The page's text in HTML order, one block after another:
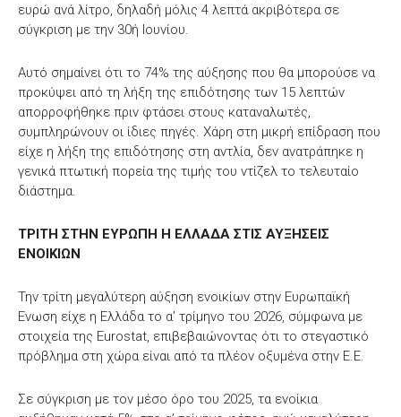
ευρώ ανά λίτρο, δηλαδή μόλις 4 λεπτά ακριβότερα σε
σύγκριση με την 30ή Ιουνίου.
Αυτό σημαίνει ότι το 74% της αύξησης που θα μπορούσε να
προκύψει από τη λήξη της επιδότησης των 15 λεπτών
απορροφήθηκε πριν φτάσει στους καταναλωτές,
συμπληρώνουν οι ίδιες πηγές. Χάρη στη μικρή επίδραση που
είχε η λήξη της επιδότησης στη αντλία, δεν ανατράπηκε η
γενικά πτωτική πορεία της τιμής του ντίζελ το τελευταίο
διάστημα.
ΤΡΙΤΗ ΣΤΗΝ ΕΥΡΩΠΗ Η ΕΛΛΑΔΑ ΣΤΙΣ ΑΥΞΗΣΕΙΣ
ΕΝΟΙΚΙΩΝ
Την τρίτη μεγαλύτερη αύξηση ενοικίων στην Ευρωπαϊκή
Ενωση είχε η Ελλάδα το α’ τρίμηνο του 2026, σύμφωνα με
στοιχεία της Eurostat, επιβεβαιώνοντας ότι το στεγαστικό
πρόβλημα στη χώρα είναι από τα πλέον οξυμένα στην Ε.Ε.
Σε σύγκριση με τον μέσο όρο του 2025, τα ενοίκια